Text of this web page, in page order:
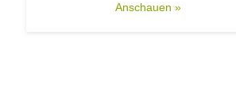
Anschauen »